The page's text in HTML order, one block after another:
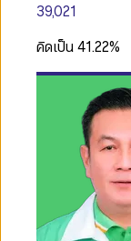
39,021
คิดเป็น41.22%